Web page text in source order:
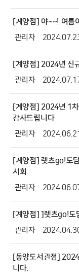
[계양점] 야~~! 여름
관리자
[계양점] 2024년 신
관리자
[계양점] 2024년 1차
감사드립니다
관리자 2024.06.21
[계양점] 렛츠go!도
시회
관리자
[계양점] ]렛츠go!도
관리자
[동양도서관점]
니다.